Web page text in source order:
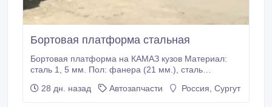
Бортовая платформа стальная
Бортовая платформа на КАМАЗ кузов Материал:
сталь 1, 5 мм. Пол: фанера (21 мм.), сталь
полной комплектации: инструментальный ящик,
28 дн. назад Автозапчасти Россия, Сургут